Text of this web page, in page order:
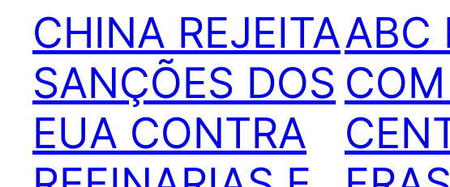
CHINA REJEITA
SANÇÕES DOS
EUA CONTRA
ABC